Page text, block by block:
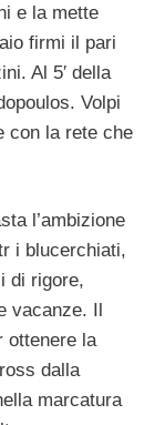
e la mette
firmi il pari
Al 5′ della
Volpi
con la rete che
l’ambizione
i blucerchiati,
di rigore,
vacanze. Il
ottenere la
dalla
marcatura